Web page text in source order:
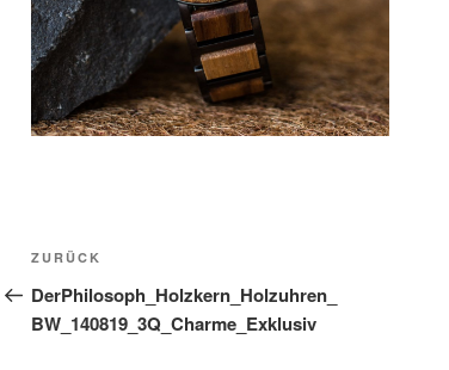
Beitragsnavigation
Vorheriger
Beitrag
ZURÜCK
DerPhilosoph_Holzkern_Holzuhren_
BW_140819_3Q_Charme_Exklusiv